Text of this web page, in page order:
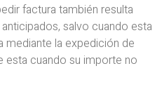
factura también resulta
salvo cuando esta
mediante la expedición de
esta cuando su importe no